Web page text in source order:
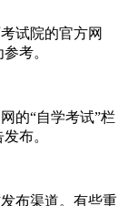
试院的官方网
考。
的“自学考试”栏
布。
布渠道。有些重